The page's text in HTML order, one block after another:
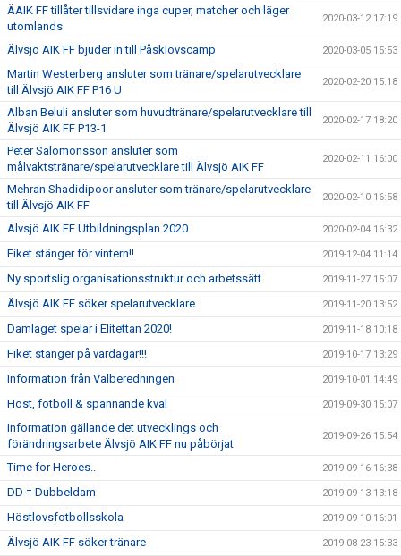
ÄAIK FF tillåter tillsvidare inga cuper, matcher och läger
utomlands
2020-03-12 17:19
Älvsjö AIK FF bjuder in till Påsklovscamp 2020-03-05 15:53
Martin Westerberg ansluter som tränare/spelarutvecklare
till Älvsjö AIK FF P16 U
2020-02-20 15:18
Alban Beluli ansluter som huvudtränare/spelarutvecklare till
Älvsjö AIK FF P13-1
2020-02-17 18:20
Peter Salomonsson ansluter som
målvaktstränare/spelarutvecklare till Älvsjö AIK FF
2020-02-11 16:00
Mehran Shadidipoor ansluter som tränare/spelarutvecklare
till Älvsjö AIK FF
2020-02-10 16:58
Älvsjö AIK FF Utbildningsplan 2020 2020-02-04 16:32
Fiket stänger för vintern!! 2019-12-04 11:14
Ny sportslig organisationsstruktur och arbetssätt 2019-11-27 15:07
Älvsjö AIK FF söker spelarutvecklare 2019-11-20 13:52
Damlaget spelar i Elitettan 2020! 2019-11-18 10:18
Fiket stänger på vardagar!!! 2019-10-17 13:29
Information från Valberedningen 2019-10-01 14:49
Höst, fotboll & spännande kval 2019-09-30 15:07
Information gällande det utvecklings och
förändringsarbete Älvsjö AIK FF nu påbörjat
2019-09-26 15:54
Time for Heroes.. 2019-09-16 16:38
DD = Dubbeldam 2019-09-13 13:18
Höstlovsfotbollsskola 2019-09-10 16:01
Älvsjö AIK FF söker tränare 2019-08-23 15:33